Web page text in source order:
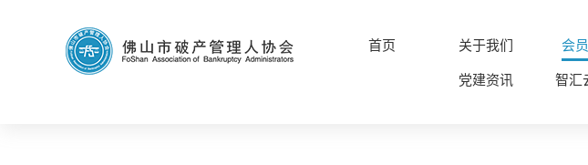
首页 关于我们 会
党建资讯
智汇